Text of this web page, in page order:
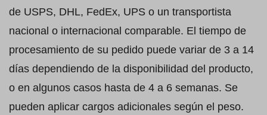
de USPS, DHL, FedEx, UPS o un transportista
nacional o internacional comparable. El tiempo de
procesamiento de su pedido puede variar de 3 a 14
días dependiendo de la disponibilidad del producto,
o en algunos casos hasta de 4 a 6 semanas. Se
pueden aplicar cargos adicionales según el peso.